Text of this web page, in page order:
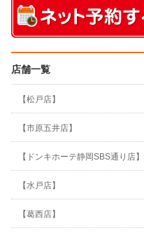
店舗一覧
【松戸店】
【市原五井店】
【ドンキホーテ静岡SBS通り店】
【水戸店】
【葛西店】